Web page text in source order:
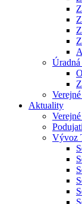
Aktuality
Vývoz